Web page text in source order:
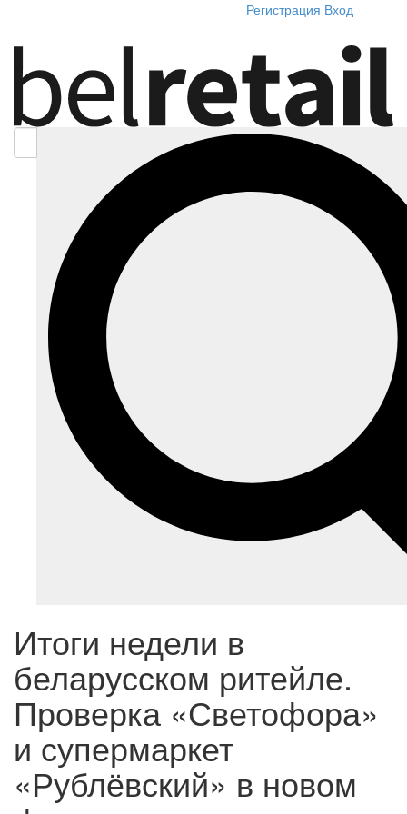
Регистрация Вход
Итоги недели в
беларусском ритейле.
Проверка «Светофора»
и супермаркет
«Рублёвский» в новом